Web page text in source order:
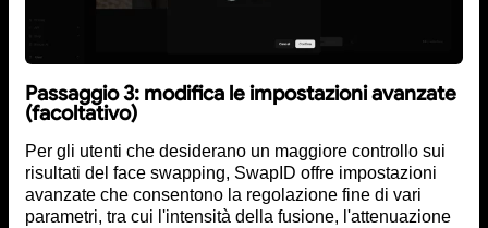
Passaggio 3: modifica le impostazioni avanzate
(facoltativo)
Per gli utenti che desiderano un maggiore controllo sui
risultati del face swapping, SwapID offre impostazioni
avanzate che consentono la regolazione fine di vari
parametri, tra cui l'intensità della fusione, l'attenuazione